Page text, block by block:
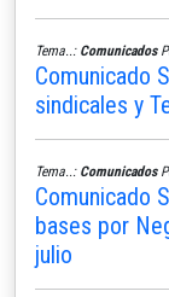
Tema..: Comunicados
Comunicado
sindicales y
Tema..: Comunicados
Comunicado
bases por
julio